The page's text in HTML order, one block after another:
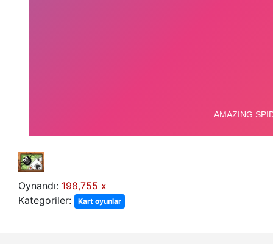
Oynandı: 198,755 x
Kategoriler:
Kart oyunlar